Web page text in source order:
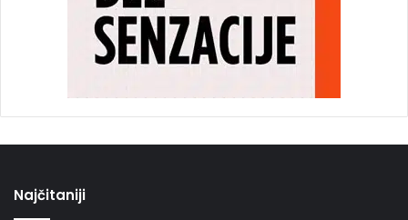
Najčitaniji